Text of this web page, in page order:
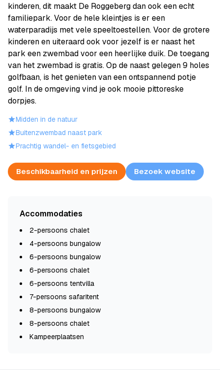
kinderen, dit maakt De Roggeberg dan ook een echt
familiepark. Voor de hele kleintjes is er een
waterparadijs met vele speeltoestellen. Voor de grotere
kinderen en uiteraard ook voor jezelf is er naast het
park een zwembad voor een heerlijke duik. De toegang
van het zwembad is gratis. Op de naast gelegen 9 holes
golfbaan, is het genieten van een ontspannend potje
golf. In de omgeving vind je ook mooie pittoreske
dorpjes.
Midden in de natuur
Buitenzwembad naast park
Prachtig wandel- en fietsgebied
Beschikbaarheid en prijzen Bezoek website
Accommodaties
2-persoons chalet
4-persoons bungalow
6-persoons bungalow
6-persoons chalet
6-persoons tentvilla
7-persoons safaritent
8-persoons bungalow
8-persoons chalet
Kampeerplaatsen